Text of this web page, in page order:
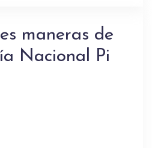
maneras de
Nacional Pi